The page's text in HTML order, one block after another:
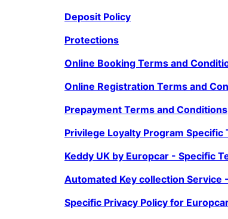
Deposit Policy
Protections
Online Booking Terms and
Online Registration Terms and
Prepayment Terms and Conditions
Privilege Loyalty Program Specific
Keddy UK by Europcar - Specific
Automated Key collection Service
Specific Privacy Policy for